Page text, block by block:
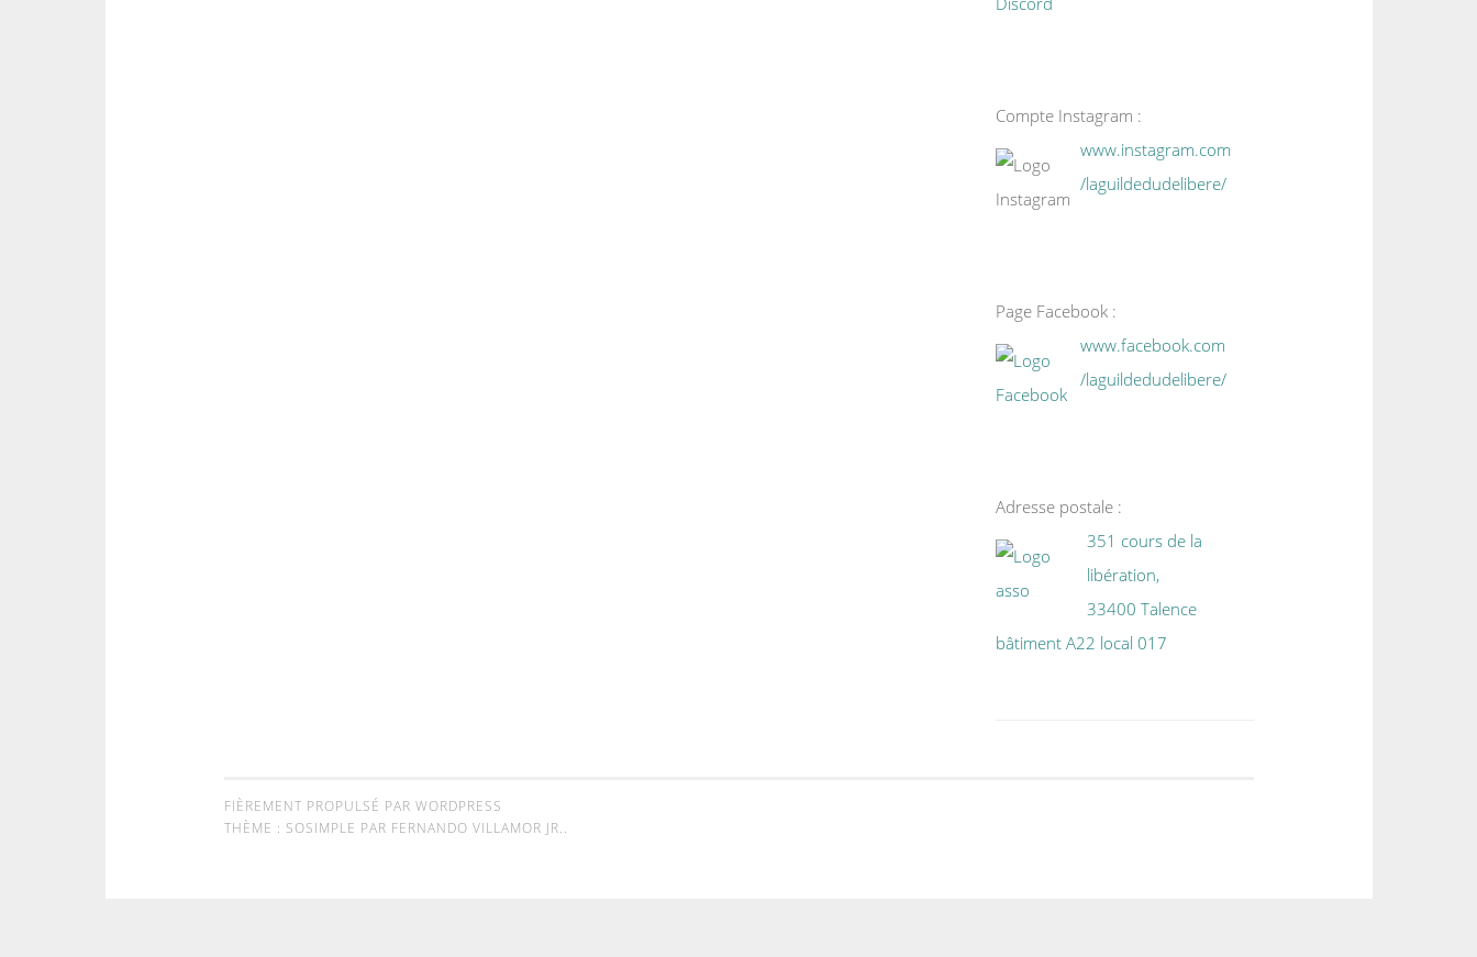
Compte Instagram :
www.instagram.com
/laguildedudelibere/
Page Facebook :
www.facebook.com
/laguildedudelibere/
Adresse postale :
351 cours de la
libération,
33400 Talence
bâtiment A22 local 017
FIÈREMENT PROPULSÉ PAR WORDPRESS
THÈME : SOSIMPLE PAR FERNANDO VILLAMOR JR..